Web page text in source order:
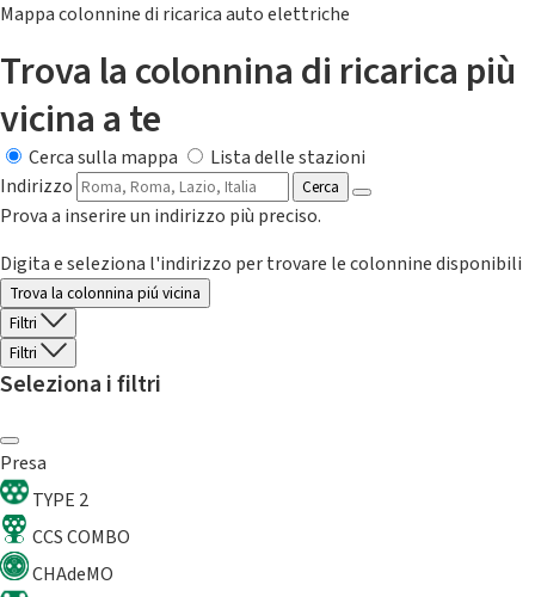
Mappa colonnine di ricarica auto elettriche
Trova la colonnina di ricarica più
vicina a te
Cerca sulla mappa
Lista delle stazioni
Indirizzo
Cerca
Prova a inserire un indirizzo più preciso.
Digita e seleziona l'indirizzo per trovare le colonnine disponibili
Trova la colonnina piú vicina
Filtri
Filtri
Seleziona i filtri
Presa
TYPE 2
CCS COMBO
CHAdeMO